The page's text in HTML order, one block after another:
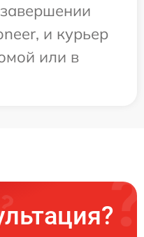
и курьер
или в